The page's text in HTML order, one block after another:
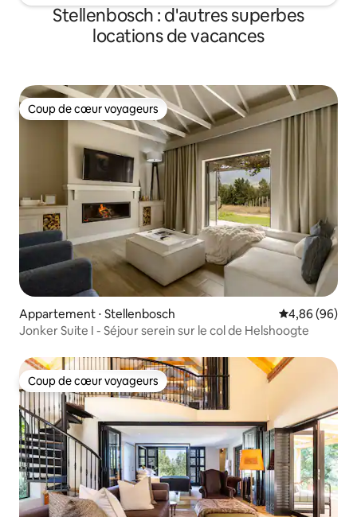
Stellenbosch : d'autres superbes
locations de vacances
Coup de cœur voyageurs
Coup de cœur voyageurs
Appartement ⋅ Stellenbosch Évaluation
4,86 (96)
Jonker Suite I - Séjour serein sur le col de Helshoogte
Coup de cœur voyageurs
Coup de cœur voyageurs